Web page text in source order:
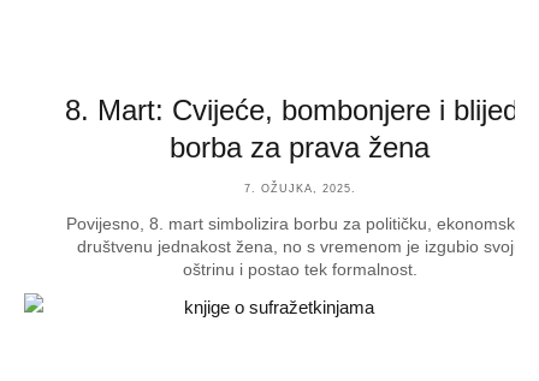
8. Mart: Cvijeće, bombonjere i blijeda
borba za prava žena
7. OŽUJKA, 2025.
Povijesno, 8. mart simbolizira borbu za političku, ekonomsku i
društvenu jednakost žena, no s vremenom je izgubio svoju
oštrinu i postao tek formalnost.